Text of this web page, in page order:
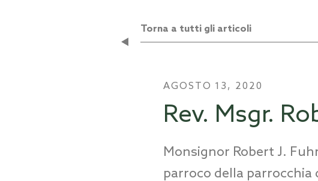
Torna a tutti gli articoli
AGOSTO 13, 2020
Rev. Msgr.
Monsignor Robert J.
parroco della parrocchia